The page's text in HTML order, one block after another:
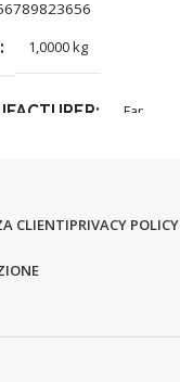
1,0000 kg
Far
CLIENTIPRIVACY POLICY